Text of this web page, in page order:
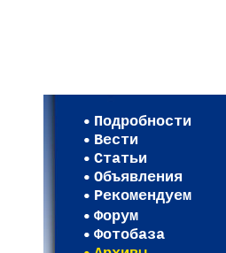
Подробности
Вести
Статьи
Объявления
Рекомендуем
Форум
Фотобаза